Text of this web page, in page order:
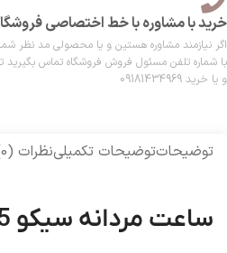
خرید با مشاوره با خط اختصاصی فروشگاه
اگر نیازمند مشاوره هستین و یا محصولی مد نظر
با شماره تلفن مسئول فروش فروشگاه تماس بگیرید
و یا خرید 09181434969
توضیحاتتوضیحات تکمیلینظرات (0)
ساعت مردانه سیکو 5 seiko